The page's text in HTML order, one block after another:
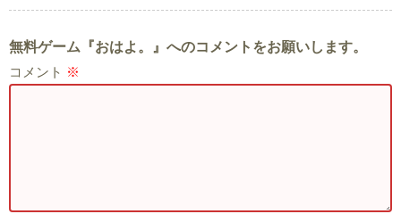
無料ゲーム『おはよ。』へのコメントをお願いします。
コメント ※